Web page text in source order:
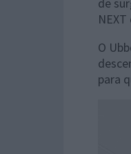
O
para